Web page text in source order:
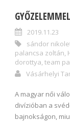
2019.11.23
sándor
palancsa zoltán,
dorottya, team
Vásárhelyi
A magyar női
divízióban a
bajnokságon,